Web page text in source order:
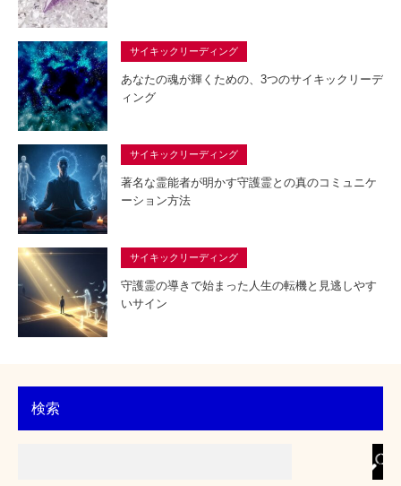
サイキックリーディング
あなたの魂が輝くための、3つのサイキックリーデ
ィング
サイキックリーディング
著名な霊能者が明かす守護霊との真のコミュニケ
ーション方法
サイキックリーディング
守護霊の導きで始まった人生の転機と見逃しやす
いサイン
検索